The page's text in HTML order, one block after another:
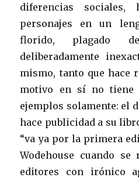
diferencias
personajes en un
florido, plagado
deliberadamente
mismo, tanto que hace
motivo en sí no tiene
ejemplos solamente: el
hace publicidad a su
“va ya por la primera
Wodehouse cuando
editores con irónico